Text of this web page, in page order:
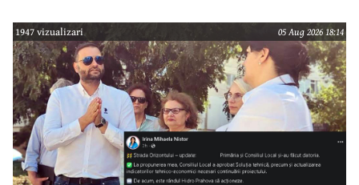
realizarea modernizării Străzii Orizontului, obiectiv
finanțat prin Programul Național de Investiții ”Anghel
Saligny”.
1947 vizualizari 05 Aug 2026 18:14